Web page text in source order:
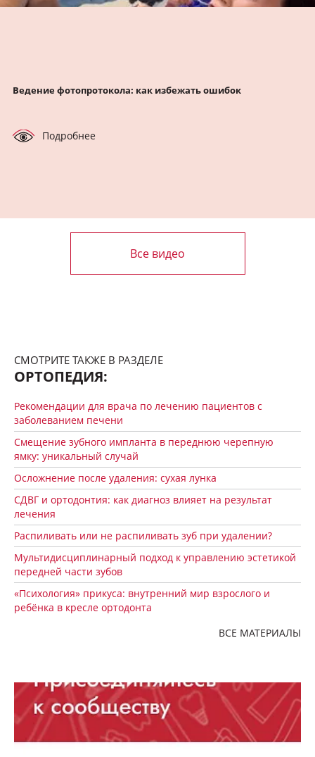
Ведение фотопротокола: как избежать ошибок
Подробнее
Все видео
СМОТРИТЕ ТАКЖЕ В РАЗДЕЛЕ
ОРТОПЕДИЯ:
Рекомендации для врача по лечению пациентов с
заболеванием печени
Смещение зубного импланта в переднюю черепную
ямку: уникальный случай
Осложнение после удаления: сухая лунка
СДВГ и ортодонтия: как диагноз влияет на результат
лечения
Распиливать или не распиливать зуб при удалении?
Мультидисциплинарный подход к управлению эстетикой
передней части зубов
«Психология» прикуса: внутренний мир взрослого и
ребёнка в кресле ортодонта
ВСЕ МАТЕРИАЛЫ